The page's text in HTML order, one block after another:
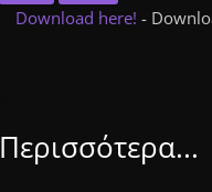
Download here! -
Περισσότερα...